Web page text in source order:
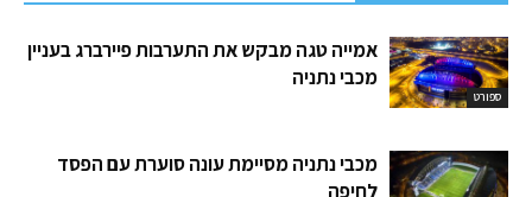
ספורט
אמייה טגה מבקש את התערבות פיירברג בעניין
מכבי נתניה
מכבי נתניה מסיימת עונה סוערת עם הפסד
לחיפה